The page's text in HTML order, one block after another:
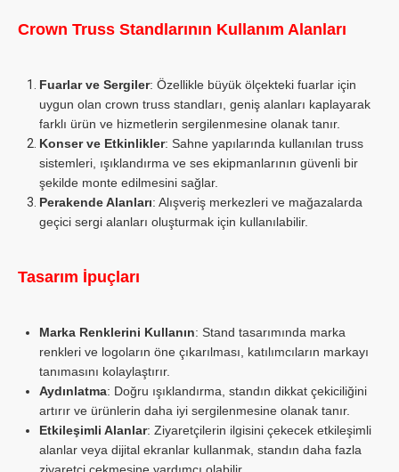
Crown Truss Standlarının Kullanım Alanları
Fuarlar ve Sergiler: Özellikle büyük ölçekteki fuarlar için
uygun olan crown truss standları, geniş alanları kaplayarak
farklı ürün ve hizmetlerin sergilenmesine olanak tanır.
Konser ve Etkinlikler: Sahne yapılarında kullanılan truss
sistemleri, ışıklandırma ve ses ekipmanlarının güvenli bir
şekilde monte edilmesini sağlar.
Perakende Alanları: Alışveriş merkezleri ve mağazalarda
geçici sergi alanları oluşturmak için kullanılabilir.
Tasarım İpuçları
Marka Renklerini Kullanın: Stand tasarımında marka
renkleri ve logoların öne çıkarılması, katılımcıların markayı
tanımasını kolaylaştırır.
Aydınlatma: Doğru ışıklandırma, standın dikkat çekiciliğini
artırır ve ürünlerin daha iyi sergilenmesine olanak tanır.
Etkileşimli Alanlar: Ziyaretçilerin ilgisini çekecek etkileşimli
alanlar veya dijital ekranlar kullanmak, standın daha fazla